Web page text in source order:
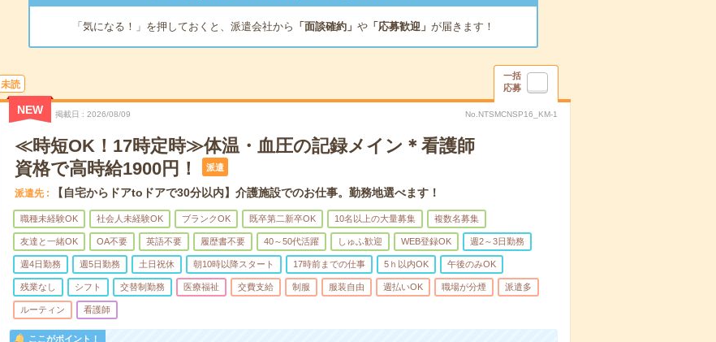
「気になる！」を押しておくと、派遣会社から 「面談確約」 や「応募歓迎」 が届きます！
未読
一括
応募
NEW 掲載日 2026/08/09 No.NTSMCNSP16_KM-1
≪時短OK！17時定時≫体温・血圧の記録メイン＊看護師
資格で高時給1900円！
派遣
派遣先 【自宅からドアtoドアで30分以内】介護施設でのお仕事。勤務地選べます！
職種未経験OK 社会人未経験OK ブランクOK 既卒第二新卒OK 10名以上の大量募集 複数名募集
友達と一緒OK OA不要 英語不要 履歴書不要 40～50代活躍 しゅふ歓迎 WEB登録OK 週2～3日勤務
週4日勤務 週5日勤務 土日祝休 朝10時以降スタート 17時前までの仕事 5ｈ以内OK 午後のみOK
残業なし シフト 交替制勤務 医療福祉 交費支給 制服 服装自由 週払いOK 職場が分煙 派遣多
ルーティン 看護師
ここがポイント！